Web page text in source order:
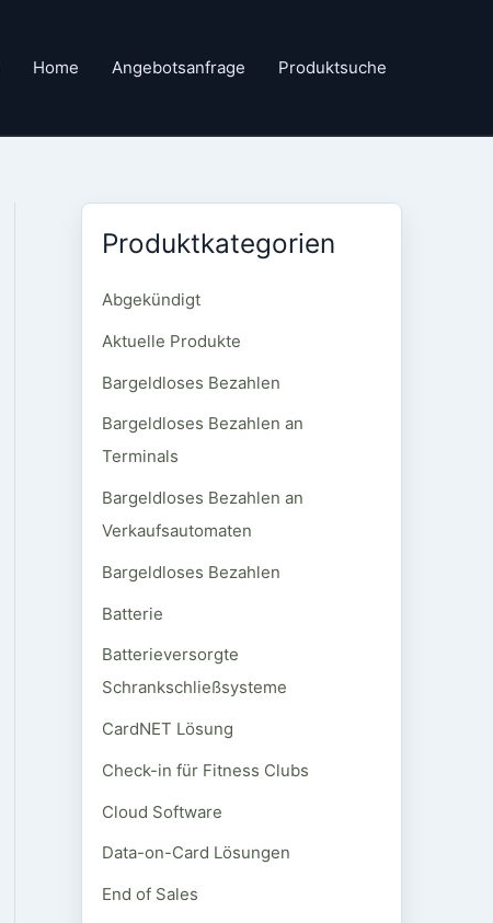
Home Angebotsanfrage Produktsuche
Produktkategorien
Abgekündigt
Aktuelle Produkte
Bargeldloses Bezahlen
Bargeldloses Bezahlen an
Terminals
Bargeldloses Bezahlen an
Verkaufsautomaten
Bargeldloses Bezahlen
Batterie
Batterieversorgte
Schrankschließsysteme
CardNET Lösung
Check-in für Fitness Clubs
Cloud Software
Data-on-Card Lösungen
End of Sales